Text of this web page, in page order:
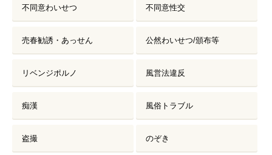
刑事事件の無料相談
接見・面会を弁護士に依頼
刑事事件を示談で解決したい
不同意わいせつ 不同意性交
売春勧誘・あっせん 公然わいせつ/頒布等
リベンジポルノ 風営法違反
痴漢 風俗トラブル
盗撮 のぞき